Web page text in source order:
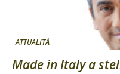
ATTUALITÀ
Made in Italy a